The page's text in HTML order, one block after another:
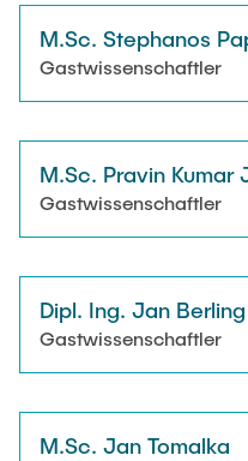
M.Sc. Stephanos
Gastwissenschaftler
M.Sc. Pravin Kumar
Gastwissenschaftler
Dipl. Ing. Jan Berling
Gastwissenschaftler
M.Sc. Jan Tomalka